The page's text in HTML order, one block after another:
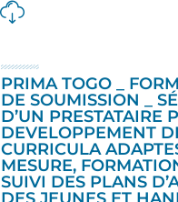
PRIMA TOGO _
DE SOUMISSION _
D’UN PRESTATAIRE
DEVELOPPEMENT
CURRICULA
MESURE,
SUIVI DES PLANS